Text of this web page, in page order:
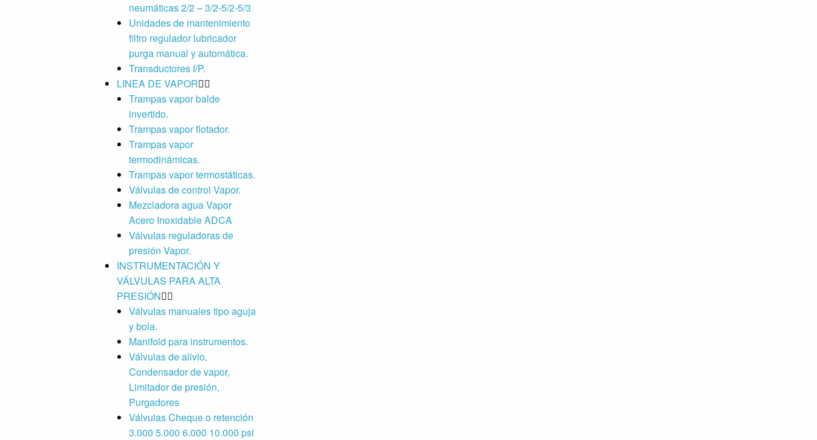
neumáticas 2/2 – 3/2-5/2-5/3
Unidades de mantenimiento
filtro regulador lubricador
purga manual y automática.
Transductores I/P.
LINEA DE VAPOR
Trampas vapor balde
invertido.
Trampas vapor flotador.
Trampas vapor
termodinámicas.
Trampas vapor termostáticas.
Válvulas de control Vapor.
Mezcladora agua Vapor
Acero Inoxidable ADCA
Válvulas reguladoras de
presión Vapor.
INSTRUMENTACIÓN Y
VÁLVULAS PARA ALTA
PRESIÓN
Válvulas manuales tipo aguja
y bola.
Manifold para instrumentos.
Válvulas de alivio,
Condensador de vapor,
Limitador de presión,
Purgadores
Válvulas Cheque o retención
3.000 5.000 6.000 10.000 psi